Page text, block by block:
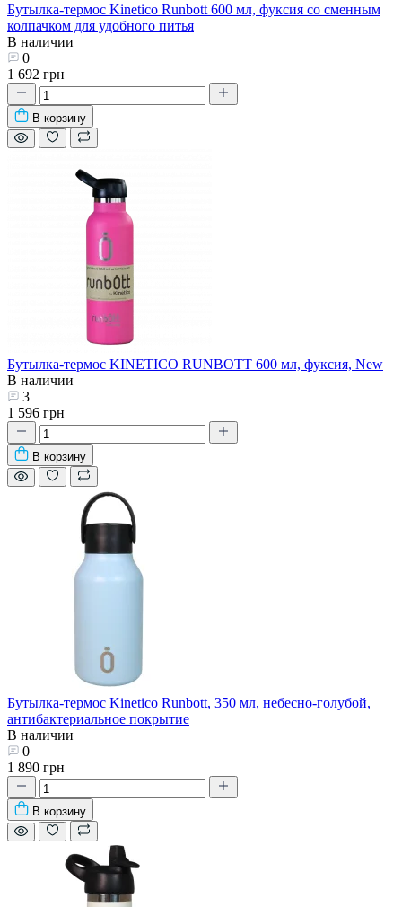
Бутылка-термос Kinetico Runbott 600 мл, фуксия со сменным
колпачком для удобного питья
В наличии
0
1 692 грн
В корзину
Бутылка-термос KINETICO RUNBOTT 600 мл, фуксия, New
В наличии
3
1 596 грн
В корзину
Бутылка-термос Kinetico Runbott, 350 мл, небесно-голубой,
антибактериальное покрытие
В наличии
0
1 890 грн
В корзину